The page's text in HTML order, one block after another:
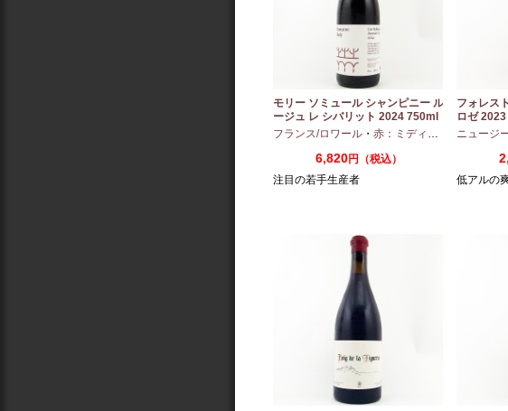
モリー ソミュール シャンピニー ル
ージュ レ シバリット 2024 750ml
フランス/ロワール・ 赤：ミディアムボディ ・カ
6,820円（税込）
注目の若手生産者
フォレス
ロゼ 2023
ニュージ
低アルの